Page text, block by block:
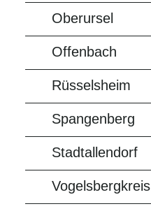
Oberursel
Offenbach
Rüsselsheim
Spangenberg
Stadtallendorf
Vogelsbergkreis